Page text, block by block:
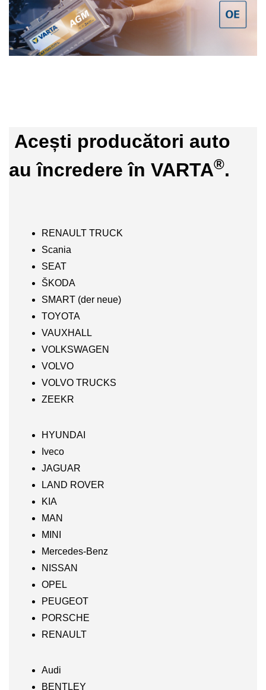
Acești producători auto
au încredere în VARTA®.
RENAULT TRUCK
Scania
SEAT
ŠKODA
SMART (der neue)
TOYOTA
VAUXHALL
VOLKSWAGEN
VOLVO
VOLVO TRUCKS
ZEEKR
HYUNDAI
Iveco
JAGUAR
LAND ROVER
KIA
MAN
MINI
Mercedes-Benz
NISSAN
OPEL
PEUGEOT
PORSCHE
RENAULT
Audi
BENTLEY